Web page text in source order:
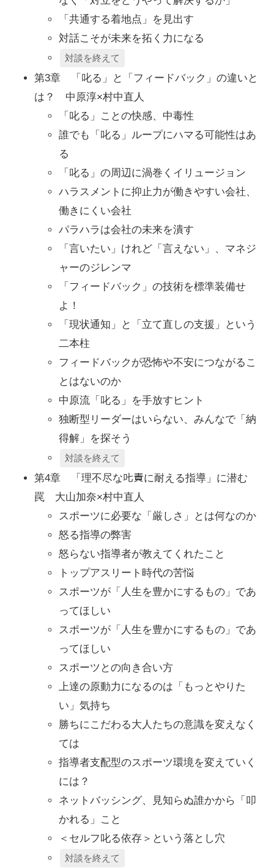
「共通する着地点」を見出す
対話こそが未来を拓く力になる
対談を終えて
第3章 「叱る」と「フィードバック」の違いと
は？ 中原淳×村中直人
「叱る」ことの快感、中毒性
誰でも「叱る」ループにハマる可能性はあ
る
「叱る」の周辺に渦巻くイリュージョン
ハラスメントに抑止力が働きやすい会社、
働きにくい会社
パラハラは会社の未来を潰す
「言いたい」けれど「言えない」、マネジ
ャーのジレンマ
「フィードバック」の技術を標準装備せ
よ！
「現状通知」と「立て直しの支援」という
二本柱
フィードバックが恐怖や不安につながるこ
とはないのか
中原流「叱る」を手放すヒント
独断型リーダーはいらない、みんなで「納
得解」を探そう
対談を終えて
第4章 「理不尽な𠮟責に耐える指導」に潜む
罠 大山加奈×村中直人
スポーツに必要な「厳しさ」とは何なのか
怒る指導の弊害
怒らない指導者が教えてくれたこと
トップアスリート時代の苦悩
スポーツが「人生を豊かにするもの」であ
ってほしい
スポーツが「人生を豊かにするもの」であ
ってほしい
スポーツとの向き合い方
上達の原動力になるのは「もっとやりた
い」気持ち
勝ちにこだわる大人たちの意識を変えなく
ては
指導者支配型のスポーツ環境を変えていく
には？
ネットバッシング、見知らぬ誰かから「叩
かれる」こと
＜セルフ叱る依存＞という落とし穴
対談を終えて